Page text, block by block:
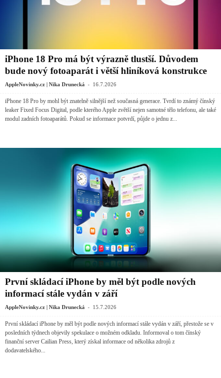
iPhone 18 Pro má být výrazně tlustší. Důvodem
bude nový fotoaparát i větší hliníková konstrukce
AppleNovinky.cz | Nika Drunecká - 16.7.2026
iPhone 18 Pro by mohl být znatelně silnější než současná generace. Tvrdí to známý čínský
leaker Fixed Focus Digital, podle kterého Apple zvětší nejen samotné tělo telefonu, ale také
modul zadních fotoaparátů. Pokud se informace potvrdí, půjde o jednu z...
První skládací iPhone by měl být podle nových
informací stále vydán v září
AppleNovinky.cz | Nika Drunecká - 15.7.2026
První skládací iPhone by měl být podle nových informací stále vydán v září, přestože se v
posledních týdnech objevily spekulace o možném odkladu. Informoval o tom čínský
finanční server Cailian Press, který získal informace od několika zdrojů z
dodavatelského...